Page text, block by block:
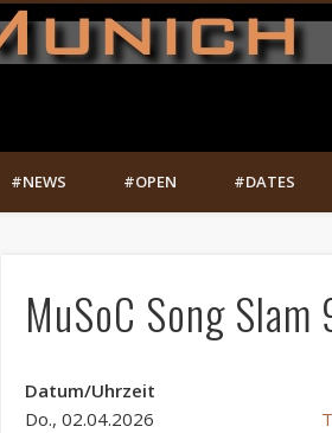
#NEWS #OPEN #DATES
MuSoC Song Slam
Datum/Uhrzeit
Do., 02.04.2026